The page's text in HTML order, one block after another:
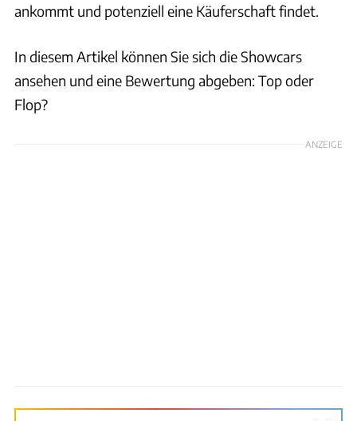
ankommt und potenziell eine Käuferschaft findet.
In diesem Artikel können Sie sich die Showcars
ansehen und eine Bewertung abgeben: Top oder
Flop?
ANZEIGE